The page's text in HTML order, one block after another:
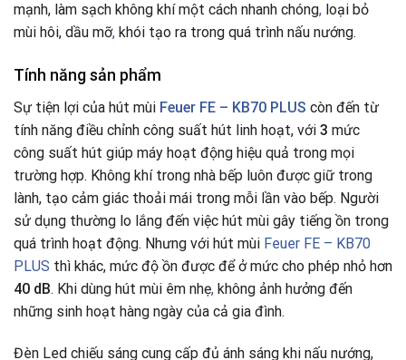
mạnh, làm sạch không khí một cách nhanh chóng, loại bỏ
mùi hôi, dầu mỡ, khói tạo ra trong quá trình nấu nướng.
Tính năng sản phẩm
Sự tiện lợi của hút mùi Feuer FE – KB70 PLUS còn đến từ
tính năng điều chỉnh công suất hút linh hoạt, với 3 mức
công suất hút giúp máy hoạt động hiệu quả trong mọi
trường hợp. Không khí trong nhà bếp luôn được giữ trong
lành, tạo cảm giác thoải mái trong mỗi lần vào bếp. Người
sử dụng thường lo lắng đến việc hút mùi gây tiếng ồn trong
quá trình hoạt động. Nhưng với hút mùi Feuer FE – KB70
PLUS thì khác, mức độ ồn được để ở mức cho phép nhỏ hơn
40 dB. Khi dùng hút mùi êm nhẹ, không ảnh hưởng đến
những sinh hoạt hàng ngày của cả gia đình.
Đèn Led chiếu sáng cung cấp đủ ánh sáng khi nấu nướng,